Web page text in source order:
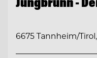
6675 Tannheim/